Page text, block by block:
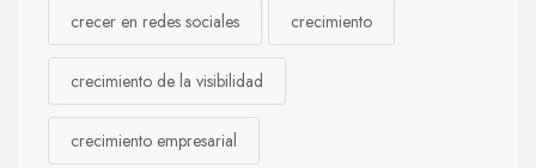
crecer en redes sociales crecimiento
crecimiento de la visibilidad
crecimiento empresarial